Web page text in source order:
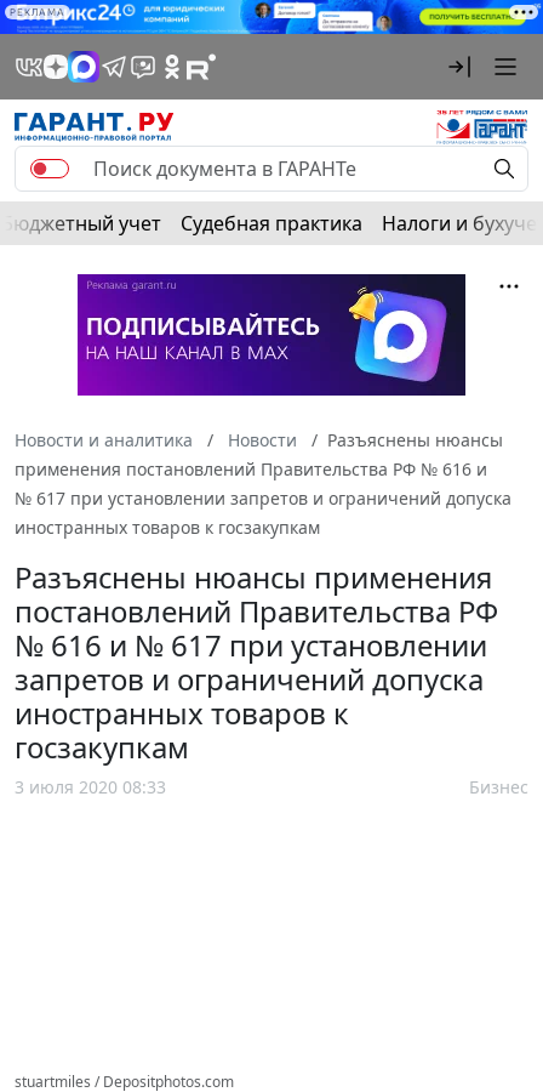
РЕКЛАМА
Бюджетный учет Судебная практика Налоги и
Новости и аналитика Новости
Разъяснены нюансы
применения постановлений Правительства РФ № 616 и
№ 617 при установлении запретов и ограничений допуска
иностранных товаров к госзакупкам
Разъяснены нюансы применения
постановлений Правительства РФ
№ 616 и № 617 при установлении
запретов и ограничений допуска
иностранных товаров к
госзакупкам
3 июля 2020 08:33 Бизнес
stuartmiles / Depositphotos.com